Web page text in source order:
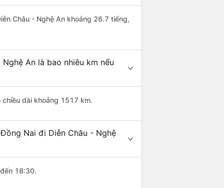
Châu - Nghệ An khoảng 26.7 tiếng,
An là bao nhiêu km nếu
dài khoảng 1517 km.
Nai đi Diễn Châu - Nghệ
18:30.